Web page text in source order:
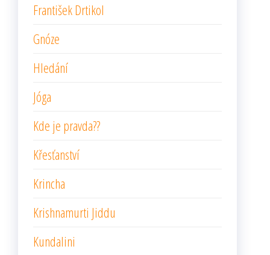
František Drtikol
Gnóze
Hledání
Jóga
Kde je pravda??
Křesťanství
Krincha
Krishnamurti Jiddu
Kundalini